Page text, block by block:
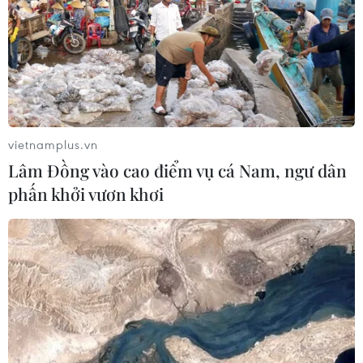
của Nga hoàn tất chuyến bay thử
nghiệm
04/08/2026 01:25
Bí mật sau những chung cư không
niên hạn ở Pháp
04/08/2026 01:03
Ukraine tiếp tục dội UAV vào
kho hàng của nền tảng bán lẻ lớn tại
Nga
03/08/2026 15:02
Lãnh đạo EU kêu gọi 'hành động
vietnamplus.vn
Lâm Đồng vào cao điểm vụ cá Nam, ngư dân
phấn khởi vươn khơi